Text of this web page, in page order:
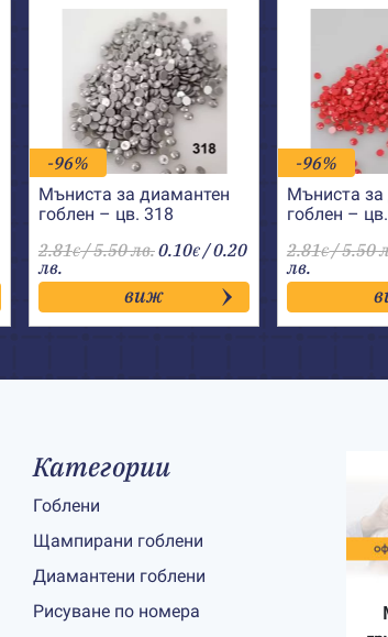
-96%
Мъниста за диамантен
гоблен – цв. 318
2.81€/ 5.50 лв.0.10€ / 0.20
лв.
виж
-96%
Мъниста за
гоблен –
2.81€/ 5.50
лв.
Категории
Гоблени
Щампирани гоблени
Диамантени гоблени
Рисуване по номера